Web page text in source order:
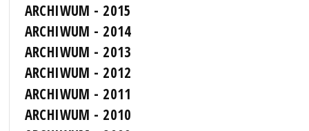
ARCHIWUM - 2015
ARCHIWUM - 2014
ARCHIWUM - 2013
ARCHIWUM - 2012
ARCHIWUM - 2011
ARCHIWUM - 2010